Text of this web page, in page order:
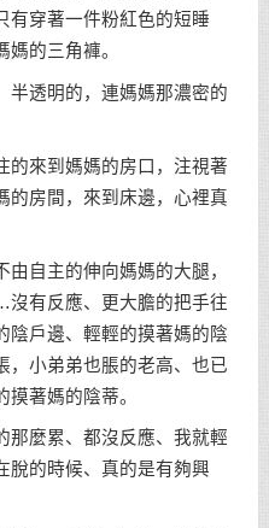
穿著一件粉紅色的短睡
的三角褲。
透明的，連媽媽那濃密的
來到媽媽的房口，注視著
的房間，來到床邊，心裡真
自主的伸向媽媽的大腿，
有反應、更大膽的把手往
戶邊、輕輕的摸著媽的陰
，小弟弟也脹的老高、也已
著媽的陰蒂。
麼累、都沒反應、我就輕
脫的時候、真的是有夠興